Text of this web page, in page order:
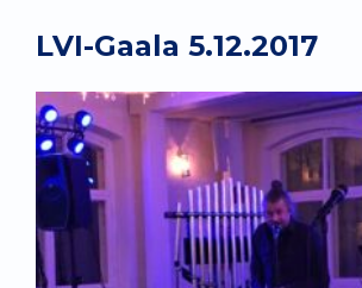
LVI-Gaala 5.12.2017